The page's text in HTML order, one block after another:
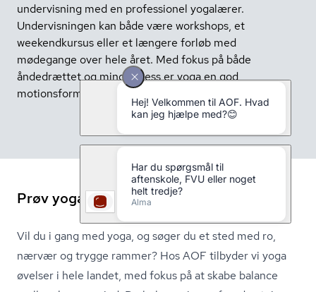
undervisning med en professionel yogalærer.
Undervisningen kan både være workshops, et
weekendkursus eller et længere forløb med
mødegange over hele året. Med fokus på både
åndedrættet og mindfulness er yoga en god
motionsform for sindet og kroppen.
Prøv yoga for begyndere med AOF
Vil du i gang med yoga, og søger du et sted med ro,
nærvær og trygge rammer? Hos AOF tilbyder vi yoga
øvelser i hele landet, med fokus på at skabe balance